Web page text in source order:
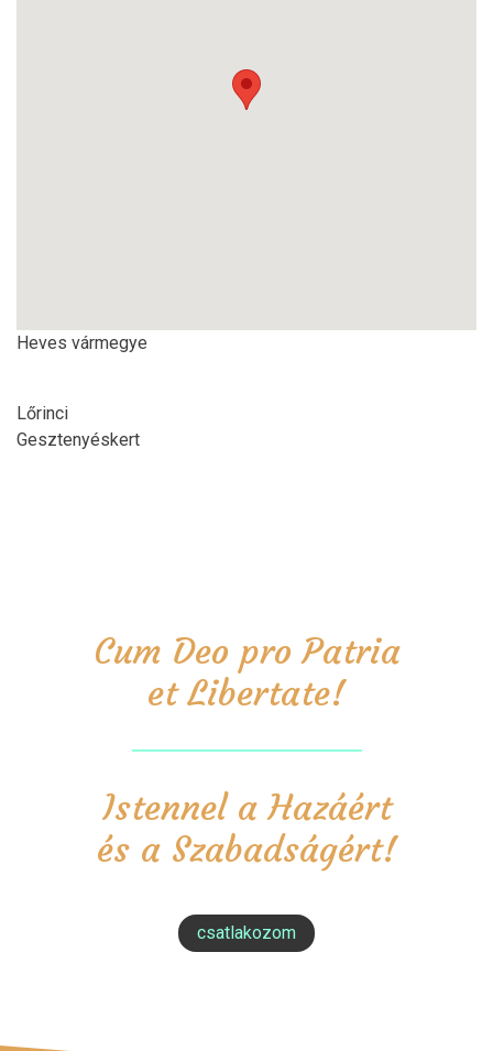
Heves vármegye
Lőrinci
Gesztenyéskert
Cum Deo pro Patria
et Libertate!
Istennel a Hazáért
és a Szabadságért!
csatlakozom